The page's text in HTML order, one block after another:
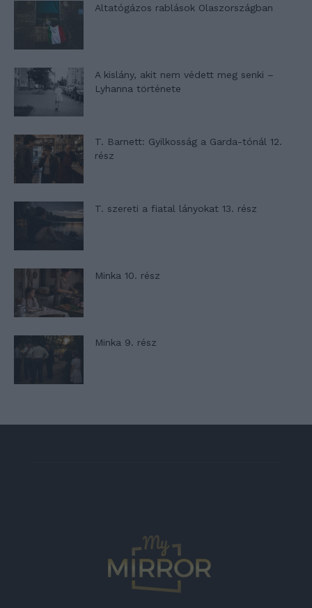
Altatógázos rablások Olaszországban
A kislány, akit nem védett meg senki –
Lyhanna története
T. Barnett: Gyilkosság a Garda-tónál 12.
rész
T. szereti a fiatal lányokat 13. rész
Minka 10. rész
Minka 9. rész